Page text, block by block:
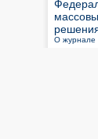
О